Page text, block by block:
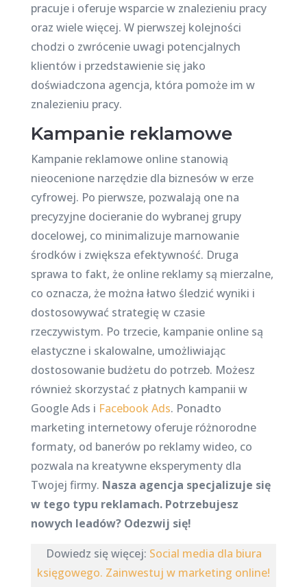
pracuje i oferuje wsparcie w znalezieniu pracy
oraz wiele więcej. W pierwszej kolejności
chodzi o zwrócenie uwagi potencjalnych
klientów i przedstawienie się jako
doświadczona agencja, która pomoże im w
znalezieniu pracy.
Kampanie reklamowe
Kampanie reklamowe online stanowią
nieocenione narzędzie dla biznesów w erze
cyfrowej. Po pierwsze, pozwalają one na
precyzyjne docieranie do wybranej grupy
docelowej, co minimalizuje marnowanie
środków i zwiększa efektywność. Druga
sprawa to fakt, że online reklamy są mierzalne,
co oznacza, że można łatwo śledzić wyniki i
dostosowywać strategię w czasie
rzeczywistym. Po trzecie, kampanie online są
elastyczne i skalowalne, umożliwiając
dostosowanie budżetu do potrzeb. Możesz
również skorzystać z płatnych kampanii w
Google Ads i Facebook Ads. Ponadto
marketing internetowy oferuje różnorodne
formaty, od banerów po reklamy wideo, co
pozwala na kreatywne eksperymenty dla
Twojej firmy. Nasza agencja specjalizuje się
w tego typu reklamach. Potrzebujesz
nowych leadów? Odezwij się!
Dowiedz się więcej: Social media dla biura
księgowego. Zainwestuj w marketing online!